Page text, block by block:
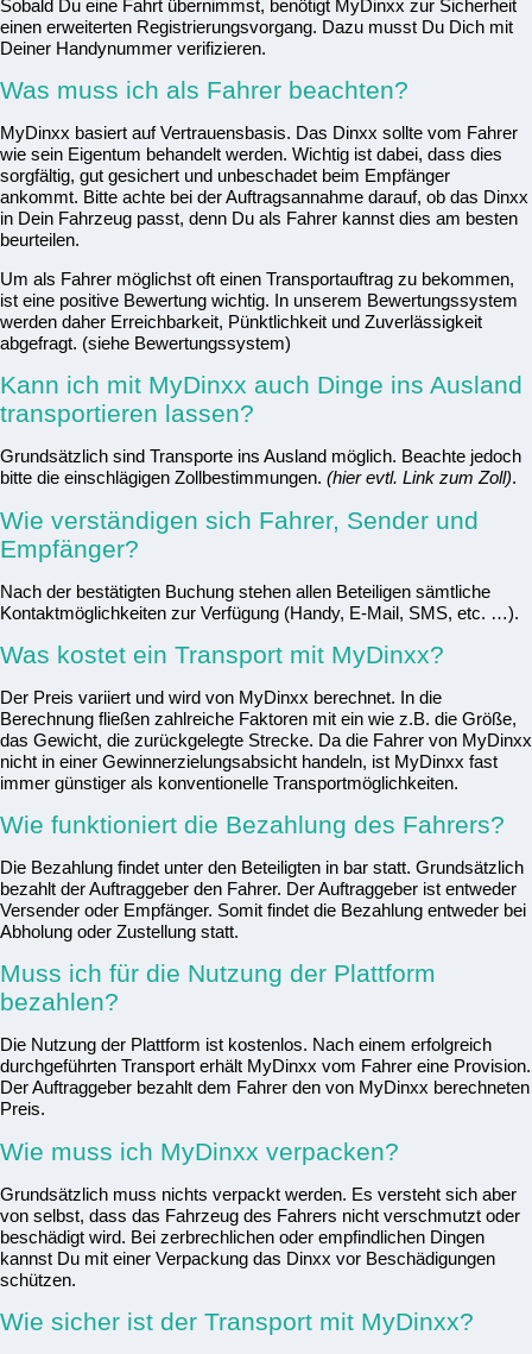
Sobald Du eine Fahrt übernimmst, benötigt MyDinxx zur Sicherheit
einen erweiterten Registrierungsvorgang. Dazu musst Du Dich mit
Deiner Handynummer verifizieren.
Was muss ich als Fahrer beachten?
MyDinxx basiert auf Vertrauensbasis. Das Dinxx sollte vom Fahrer
wie sein Eigentum behandelt werden. Wichtig ist dabei, dass dies
sorgfältig, gut gesichert und unbeschadet beim Empfänger
ankommt. Bitte achte bei der Auftragsannahme darauf, ob das Dinxx
in Dein Fahrzeug passt, denn Du als Fahrer kannst dies am besten
beurteilen.
Um als Fahrer möglichst oft einen Transportauftrag zu bekommen,
ist eine positive Bewertung wichtig. In unserem Bewertungssystem
werden daher Erreichbarkeit, Pünktlichkeit und Zuverlässigkeit
abgefragt. (siehe Bewertungssystem)
Kann ich mit MyDinxx auch Dinge ins Ausland
transportieren lassen?
Grundsätzlich sind Transporte ins Ausland möglich. Beachte jedoch
bitte die einschlägigen Zollbestimmungen. (hier evtl. Link zum Zoll).
Wie verständigen sich Fahrer, Sender und
Empfänger?
Nach der bestätigten Buchung stehen allen Beteiligen sämtliche
Kontaktmöglichkeiten zur Verfügung (Handy, E-Mail, SMS, etc. …).
Was kostet ein Transport mit MyDinxx?
Der Preis variiert und wird von MyDinxx berechnet. In die
Berechnung fließen zahlreiche Faktoren mit ein wie z.B. die Größe,
das Gewicht, die zurückgelegte Strecke. Da die Fahrer von MyDinxx
nicht in einer Gewinnerzielungsabsicht handeln, ist MyDinxx fast
immer günstiger als konventionelle Transportmöglichkeiten.
Wie funktioniert die Bezahlung des Fahrers?
Die Bezahlung findet unter den Beteiligten in bar statt. Grundsätzlich
bezahlt der Auftraggeber den Fahrer. Der Auftraggeber ist entweder
Versender oder Empfänger. Somit findet die Bezahlung entweder bei
Abholung oder Zustellung statt.
Muss ich für die Nutzung der Plattform
bezahlen?
Die Nutzung der Plattform ist kostenlos. Nach einem erfolgreich
durchgeführten Transport erhält MyDinxx vom Fahrer eine Provision.
Der Auftraggeber bezahlt dem Fahrer den von MyDinxx berechneten
Preis.
Wie muss ich MyDinxx verpacken?
Grundsätzlich muss nichts verpackt werden. Es versteht sich aber
von selbst, dass das Fahrzeug des Fahrers nicht verschmutzt oder
beschädigt wird. Bei zerbrechlichen oder empfindlichen Dingen
kannst Du mit einer Verpackung das Dinxx vor Beschädigungen
schützen.
Wie sicher ist der Transport mit MyDinxx?